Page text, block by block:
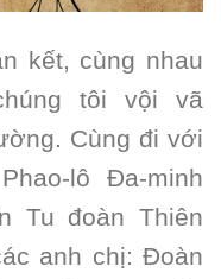
kết, cùng nhau
tôi vội vã
Cùng đi với
lô Đa-minh
Tu đoàn Thiên
anh chị: Đoàn